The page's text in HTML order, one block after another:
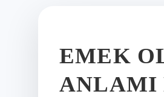
EMEK
ANLAMI